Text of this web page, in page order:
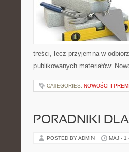
treści, lecz przyjemna w
publikowanych materiałów.
CATEGORIES: NOWOŚCI I
PORADNIKI
POSTED BY ADMIN MAJ - 1